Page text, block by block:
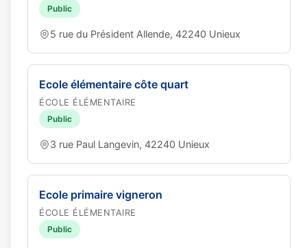
Public
5 rue du Président Allende, 42240 Unieux
Ecole élémentaire côte quart
ÉCOLE ÉLÉMENTAIRE
Public
3 rue Paul Langevin, 42240 Unieux
Ecole primaire vigneron
ÉCOLE ÉLÉMENTAIRE
Public